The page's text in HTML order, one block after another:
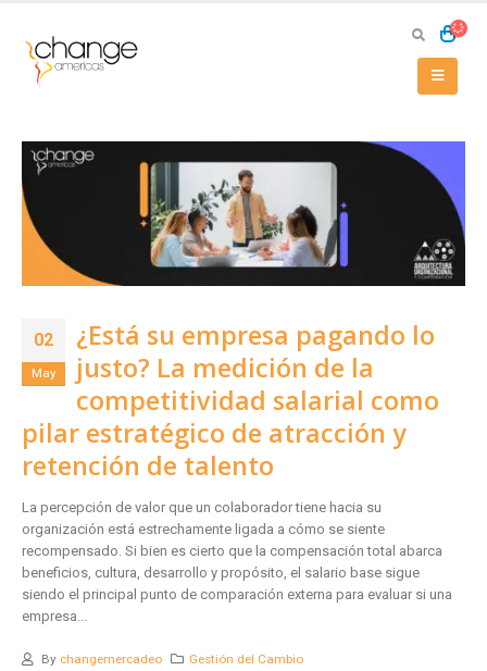
02
May
¿Está su empresa pagando lo
justo? La medición de la
competitividad salarial como
pilar estratégico de atracción y
retención de talento
La percepción de valor que un colaborador tiene hacia su
organización está estrechamente ligada a cómo se siente
recompensado. Si bien es cierto que la compensación total abarca
beneficios, cultura, desarrollo y propósito, el salario base sigue
siendo el principal punto de comparación externa para evaluar si una
empresa...
By changemercadeo
Gestión del Cambio